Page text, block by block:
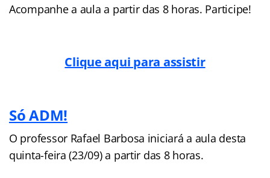
Acompanhe a aula a partir das 8 horas. Participe!
Clique aqui para assistir
Só ADM!
O professor Rafael Barbosa iniciará a aula desta
quinta-feira (23/09) a partir das 8 horas.